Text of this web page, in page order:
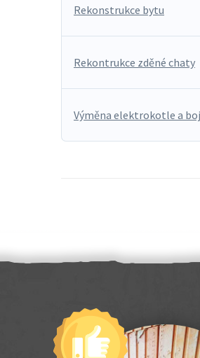
Rekonstrukce bytu
Rekontrukce zděné chaty
Výměna elektrokotle a